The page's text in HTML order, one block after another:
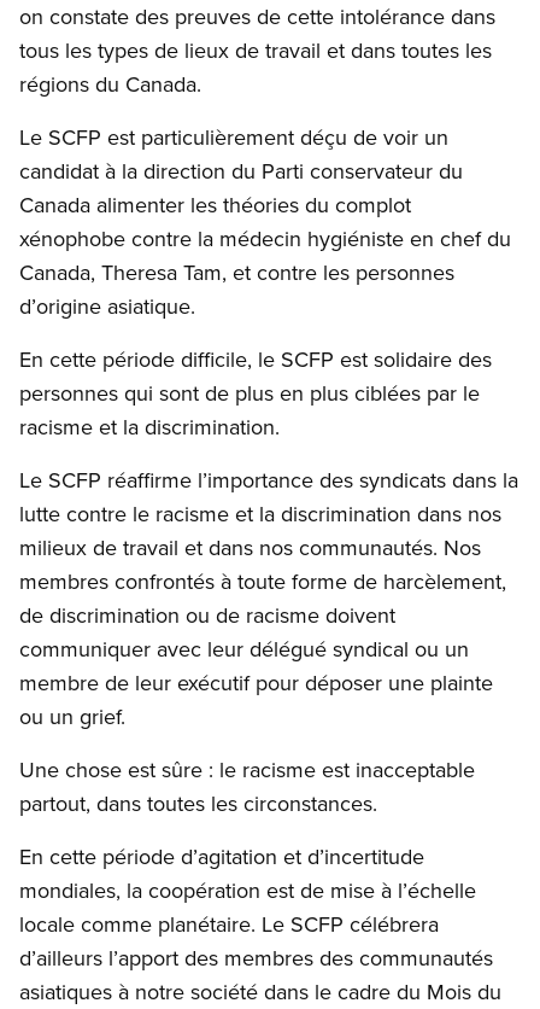
on constate des preuves de cette intolérance dans
tous les types de lieux de travail et dans toutes les
régions du Canada.
Le SCFP est particulièrement déçu de voir un
candidat à la direction du Parti conservateur du
Canada alimenter les théories du complot
xénophobe contre la médecin hygiéniste en chef du
Canada, Theresa Tam, et contre les personnes
d’origine asiatique.
En cette période difficile, le SCFP est solidaire des
personnes qui sont de plus en plus ciblées par le
racisme et la discrimination.
Le SCFP réaffirme l’importance des syndicats dans la
lutte contre le racisme et la discrimination dans nos
milieux de travail et dans nos communautés. Nos
membres confrontés à toute forme de harcèlement,
de discrimination ou de racisme doivent
communiquer avec leur délégué syndical ou un
membre de leur exécutif pour déposer une plainte
ou un grief.
Une chose est sûre : le racisme est inacceptable
partout, dans toutes les circonstances.
En cette période d’agitation et d’incertitude
mondiales, la coopération est de mise à l’échelle
locale comme planétaire. Le SCFP célébrera
d’ailleurs l’apport des membres des communautés
asiatiques à notre société dans le cadre du Mois du